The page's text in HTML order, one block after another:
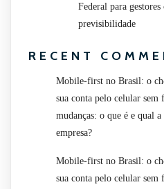
Federal para
previsibilidade
RECENT
Mobile-first no Brasil: o
sua conta pelo celular sem
mudanças: o que é e qual
empresa?
Mobile-first no Brasil: o
sua conta pelo celular sem